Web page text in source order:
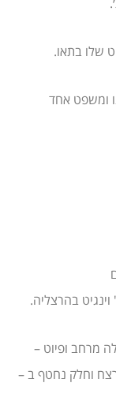
שלו בתאו.
ומשפט אחד
בהרצליה.
מרחב ופיוט –
וחלק נחטף ב –